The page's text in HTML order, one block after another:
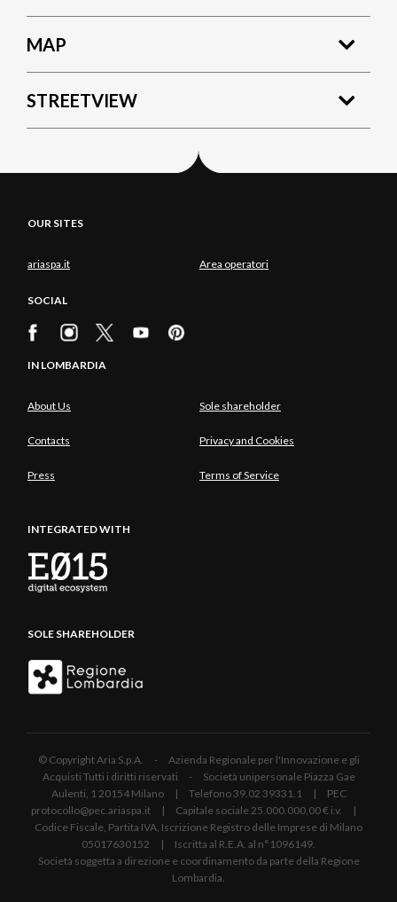
MAP
STREETVIEW
OUR SITES
ariaspa.it Area operatori
SOCIAL
IN LOMBARDIA
About Us Sole shareholder
Contacts Privacy and Cookies
Press Terms of Service
INTEGRATED WITH
SOLE SHAREHOLDER
© Copyright Aria S.p.A. - Azienda Regionale per l'Innovazione e gli
Acquisti Tutti i diritti riservati - Società unipersonale Piazza Gae
Aulenti, 1 20154 Milano | Telefono 39.02 39331.1 | PEC
protocollo@pec.ariaspa.it | Capitale sociale 25.000.000,00 € i.v. |
Codice Fiscale, Partita IVA, Iscrizione Registro delle Imprese di Milano
05017630152 | Iscritta al R.E.A. al n°1096149.
Società soggetta a direzione e coordinamento da parte della Regione
Lombardia.